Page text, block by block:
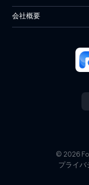
会社概要
© 2026
プライバ